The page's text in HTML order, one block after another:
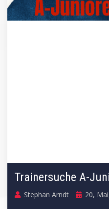
Trainersuche A-
Stephan Arndt 20,